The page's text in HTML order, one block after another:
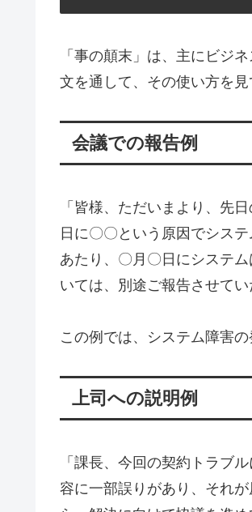
「事の顛末」は、主にビジ
文を通して、その使い方を見
会議での報告例
「皆様、ただいまより、先
日に〇〇という原因でシス
あたり、〇月〇日にシステ
いては、別途ご報告させてい
この例では、システム障害
上司への説明例
「課長、今回の契約トラブ
容に一部誤りがあり、それ